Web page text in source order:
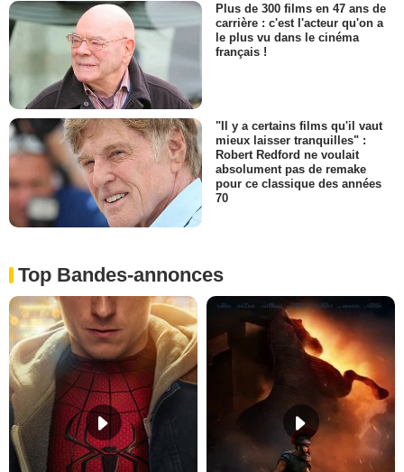
Plus de 300 films en 47 ans de
carrière : c'est l'acteur qu'on a
le plus vu dans le cinéma
français !
"Il y a certains films qu'il vaut
mieux laisser tranquilles" :
Robert Redford ne voulait
absolument pas de remake
pour ce classique des années
70
Top Bandes-annonces